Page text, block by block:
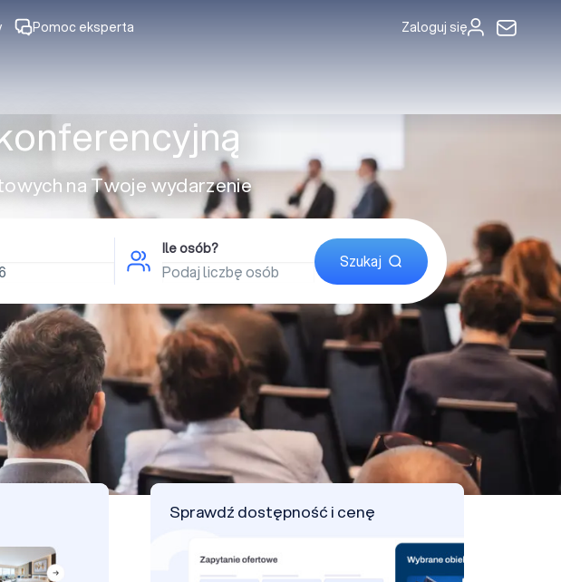
Pomoc eksperta Zaloguj się
na Twoje wydarzenie
Ile osób?
Szukaj
Sprawdź dostępność i cenę